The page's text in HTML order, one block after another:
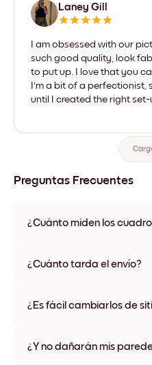
Laney Gill
I am obsessed with our
such good quality, look
to put up. I love that you
I'm a bit of a perfectionist,
until I created the right set-
Preguntas Frecuentes
¿Cuánto miden los
varios materiales y colores
¿Cuánto tarda el envío?
disponibles en algunos
¿Es fácil cambiarlos de
ningún daño
¿Y no dañarán mis